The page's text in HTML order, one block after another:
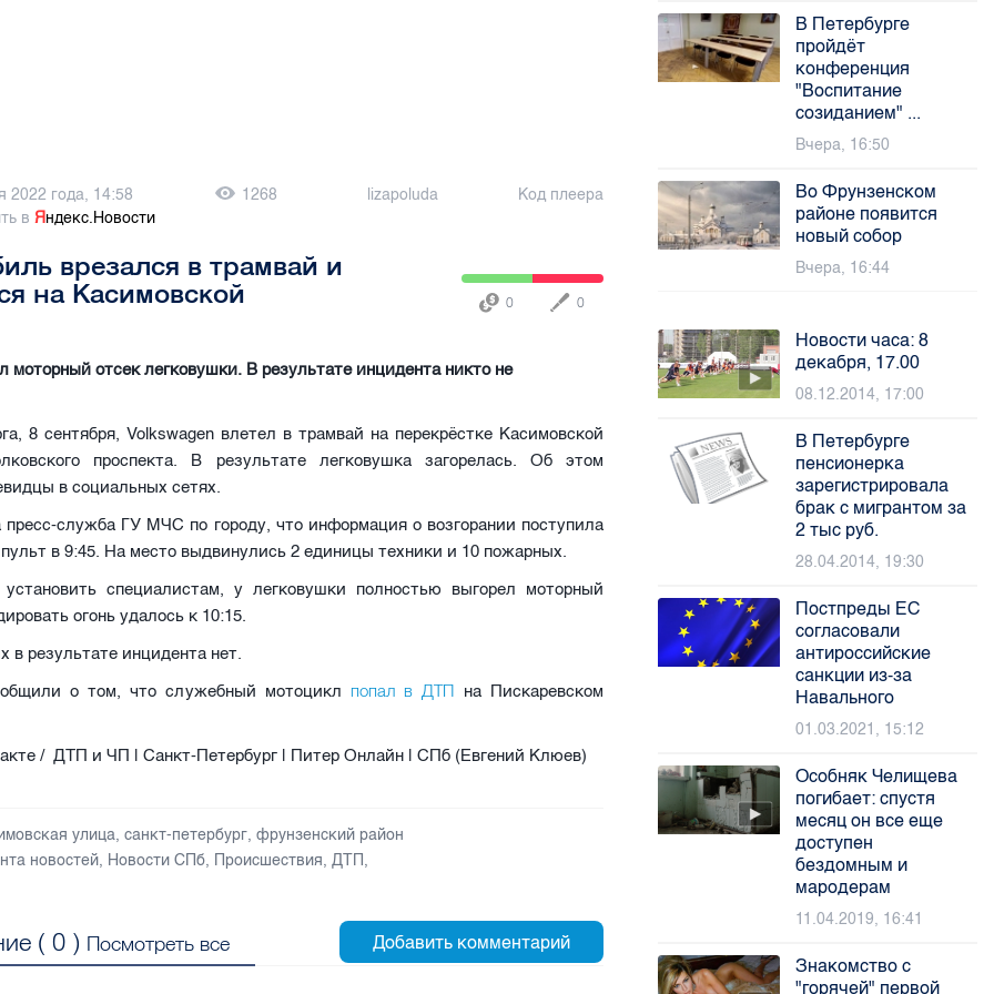
2022 года, 14:58 1268 lizapoluda
Код плеера
вЯндекс.Новости
врезался в трамвай и
на Касимовской
0 0
моторный отсек легковушки. В результате инцидента никто не
8 сентября, Volkswagen влетел в трамвай на перекрёстке Касимовской
проспекта. В результате легковушка загорелась. Об этом
в социальных сетях.
пресс-служба ГУ МЧС по городу, что информация о возгорании поступила
в 9:45. На место выдвинулись 2 единицы техники и 10 пожарных.
специалистам, у легковушки полностью выгорел моторный
огонь удалось к 10:15.
в результате инцидента нет.
о том, что служебный мотоцикл попал в ДТП на Пискаревском
/ ДТП и ЧП | Санкт-Петербург | Питер Онлайн | СПб (Евгений Клюев)
улица,санкт-петербург,фрунзенский район
новостей, Новости СПб, Происшествия,ДТП,
(0 ) Посмотреть все
В Петербурге
пройдёт
конференция
"Воспитание
созиданием" ...
Вчера, 16:50
Во Фрунзенском
районе появится
новый собор
Вчера, 16:44
Новости часа: 8
декабря, 17.00
08.12.2014, 17:00
В Петербурге
пенсионерка
зарегистрировала
брак с мигрантом за
2 тыс руб.
28.04.2014, 19:30
Постпреды ЕС
согласовали
антироссийские
санкции из-за
Навального
01.03.2021, 15:12
Особняк Челищева
погибает: спустя
месяц он все еще
доступен
бездомным и
мародерам
11.04.2019, 16:41
Знакомство с
"горячей" первой